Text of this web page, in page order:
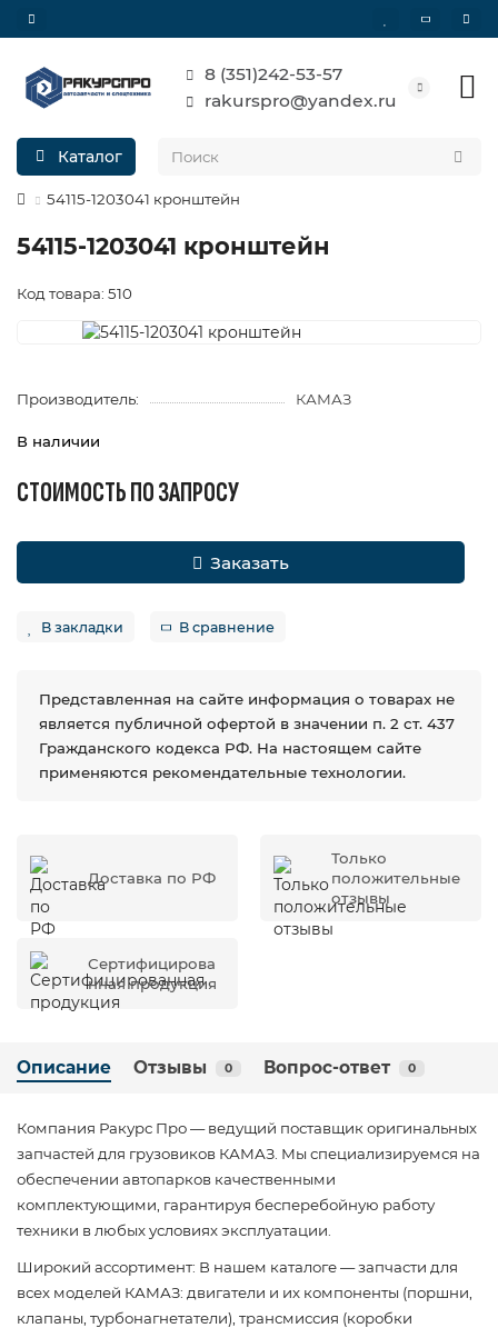
8 (351)242-53-57
rakurspro@yandex.ru
Каталог
54115-1203041 кронштейн
54115-1203041 кронштейн
Код товара: 510
Производитель: КАМАЗ
В наличии
СТОИМОСТЬ ПО ЗАПРОСУ
Заказать
В закладки В сравнение
Представленная на сайте информация о товарах не
является публичной офертой в значении п. 2 ст. 437
Гражданского кодекса РФ. На настоящем сайте
применяются рекомендательные технологии.
Доставка по РФ
Только
положительные
отзывы
Сертифицирова
нная продукция
Описание Отзывы 0 Вопрос-ответ 0
Компания Ракурс Про — ведущий поставщик оригинальных
запчастей для грузовиков КАМАЗ. Мы специализируемся на
обеспечении автопарков качественными
комплектующими, гарантируя бесперебойную работу
техники в любых условиях эксплуатации.
Широкий ассортимент: В нашем каталоге — запчасти для
всех моделей КАМАЗ: двигатели и их компоненты (поршни,
клапаны, турбонагнетатели), трансмиссия (коробки